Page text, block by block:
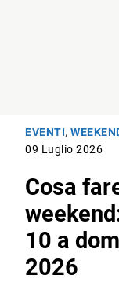
EVENTI,
09 Luglio 2026
Cosa
10 a
2026